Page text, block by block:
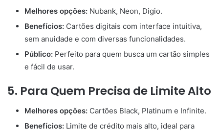
Melhores opções: Nubank, Neon, Digio.
Benefícios: Cartões digitais com interface intuitiva,
sem anuidade e com diversas funcionalidades.
Público: Perfeito para quem busca um cartão simples
e fácil de usar.
5. Para Quem Precisa de Limite Alto
Melhores opções: Cartões Black, Platinum e Infinite.
Benefícios: Limite de crédito mais alto, ideal para